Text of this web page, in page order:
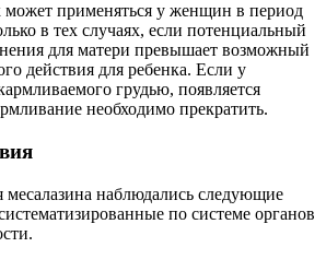
может применяться у женщин в период
в тех случаях, если потенциальный
для матери превышает возможный
действия для ребенка. Если у
грудью, появляется
необходимо прекратить.
наблюдались следующие
по системе органов